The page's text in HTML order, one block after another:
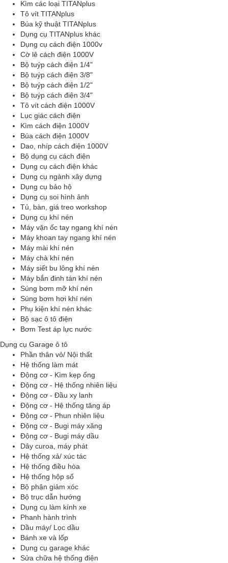
Kìm các loại TITANplus
Tô vít TITANplus
Búa kỹ thuật TITANplus
Dụng cụ TITANplus khác
Dụng cụ cách điện 1000v
Cờ lê cách điện 1000V
Bộ tuýp cách điện 1/4"
Bộ tuýp cách điện 3/8"
Bộ tuýp cách điện 1/2"
Bộ tuýp cách điện 3/4"
Tô vít cách điện 1000V
Lục giác cách điện
Kìm cách điện 1000V
Búa cách điện 1000V
Dao, nhíp cách điện 1000V
Bộ dụng cụ cách điện
Dụng cụ cách điện khác
Dụng cụ ngành xây dựng
Dụng cụ bảo hộ
Dụng cụ soi hình ảnh
Tủ, bàn, giá treo workshop
Dụng cụ khí nén
Máy vặn ốc tay ngang khí nén
Máy khoan tay ngang khí nén
Máy mài khí nén
Máy chà khí nén
Máy siết bu lông khí nén
Máy bắn đinh tán khí nén
Súng bơm mỡ khí nén
Súng bơm hơi khí nén
Phụ kiện khí nén khác
Bộ sạc ô tô điện
Bơm Test áp lực nước
Dụng cụ Garage ô tô
Phần thân vỏ/ Nội thất
Hệ thống làm mát
Động cơ - Kìm kẹp ống
Động cơ - Hệ thống nhiên liệu
Động cơ - Đầu xy lanh
Động cơ - Hệ thống tăng áp
Động cơ - Phun nhiên liệu
Động cơ - Bugi máy xăng
Động cơ - Bugi máy dầu
Dây curoa, máy phát
Hệ thống xả/ xúc tác
Hệ thống điều hòa
Hệ thống hộp số
Bộ phận giảm xóc
Bộ trục dẫn hướng
Dụng cụ làm kính xe
Phanh hành trình
Dầu máy/ Lọc dầu
Bánh xe và lốp
Dụng cụ garage khác
Sửa chữa hệ thống điện